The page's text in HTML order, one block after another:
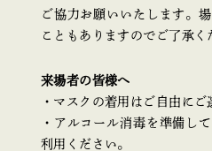
ご協力お願いいたします。
こともありますのでご了承く
来場者の皆様へ
・マスクの着用はご自由にご
・アルコール消毒を準備し
利用ください。